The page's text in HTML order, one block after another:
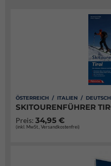
ÖSTERREICH / ITALIEN /
SKITOURENFÜHRER
Preis: 34,95 €
(inkl. MwSt., Versandkostenfrei)